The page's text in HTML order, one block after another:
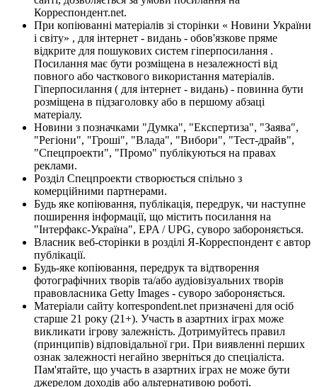
Корреспондент.net.
При копіюванні матеріалів зі сторінки « Новини України
і світу» , для інтернет - видань - обов'язкове пряме
відкрите для пошукових систем гіперпосилання .
Посилання має бути розміщена в незалежності від
повного або часткового використання матеріалів.
Гіперпосилання ( для інтернет - видань) - повинна бути
розміщена в підзаголовку або в першому абзаці
матеріалу.
Новини з позначками "Думка", "Експертиза", "Заява",
"Регіони", "Гроші", "Влада", "Вибори", "Тест-драйв",
"Спецпроекти", "Промо" публікуються на правах
реклами.
Розділ Спецпроекти створюється спільно з
комерційними партнерами.
Будь яке копіювання, публікація, передрук, чи наступне
поширення інформації, що містить посилання на
"Інтерфакс-Україна", EPA / UPG, суворо забороняється.
Власник веб-сторінки в розділі Я-Корреспондент є автор
публікації.
Будь-яке копіювання, передрук та відтворення
фотографічних творів та/або аудіовізуальних творів
правовласника Getty Images - суворо забороняється.
Матеріали сайту korrespondent.net призначені для осіб
старше 21 року (21+). Участь в азартних іграх може
викликати ігрову залежність. Дотримуйтесь правил
(принципів) відповідальної гри. При виявленні перших
ознак залежності негайно зверніться до спеціаліста.
Пам'ятайте, що участь в азартних іграх не може бути
джерелом доходів або альтернативою роботі.